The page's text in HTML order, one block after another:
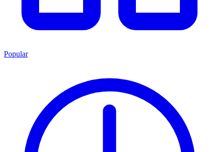
Popular